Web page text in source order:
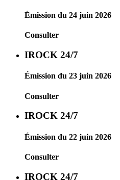
Émission du 24 juin 2026
Consulter
IROCK 24/7
Émission du 23 juin 2026
Consulter
IROCK 24/7
Émission du 22 juin 2026
Consulter
IROCK 24/7